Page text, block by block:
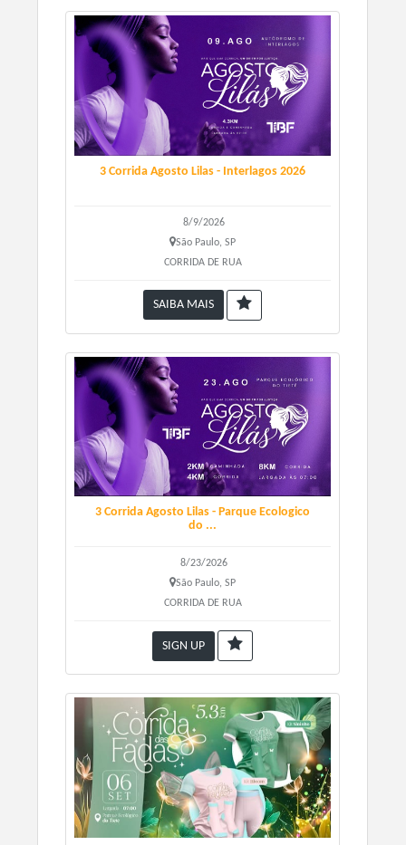
Kits:
- Corrida:chip, número, camiseta, medalha, água, fruta.
- Caminhada:número, camiseta, medalha, água, fruta.
3 Corrida Agosto Lilas - Interlagos 2026
8/9/2026
São Paulo, SP
CORRIDA DE RUA
SAIBA MAIS
3 Corrida Agosto Lilas - Parque Ecologico
do ...
8/23/2026
São Paulo, SP
CORRIDA DE RUA
SIGN UP